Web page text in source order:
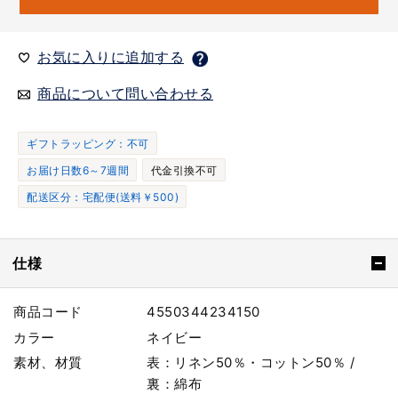
お気に入りに追加する
商品について問い合わせる
ギフトラッピング：不可
お届け日数6～7週間
代金引換不可
配送区分：宅配便(送料￥500)
仕様
商品コード
4550344234150
カラー
ネイビー
素材、材質
表：リネン50％・コットン50％ /
裏：綿布